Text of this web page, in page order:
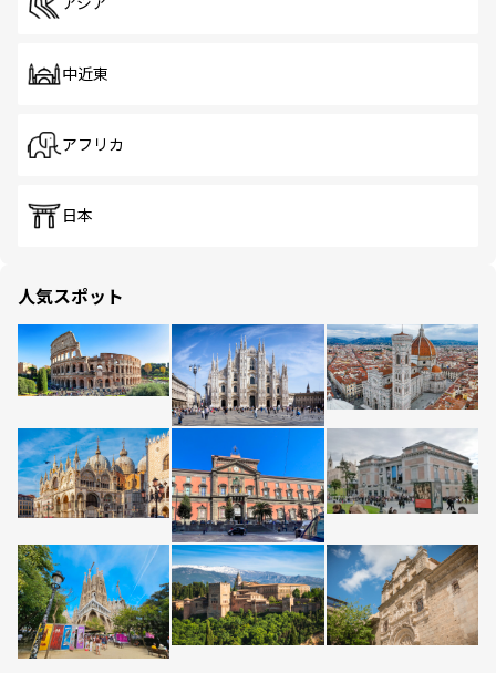
中近東
アフリカ
日本
人気スポット